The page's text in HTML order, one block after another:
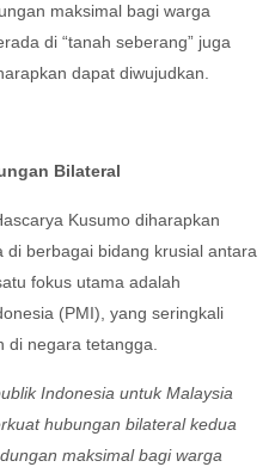
maksimal bagi warga
di “tanah seberang” juga
dapat diwujudkan.
Bilateral
Kusumo diharapkan
berbagai bidang krusial antara
fokus utama adalah
(PMI), yang seringkali
di negara tetangga.
Indonesia untuk Malaysia
hubungan bilateral kedua
maksimal bagi warga